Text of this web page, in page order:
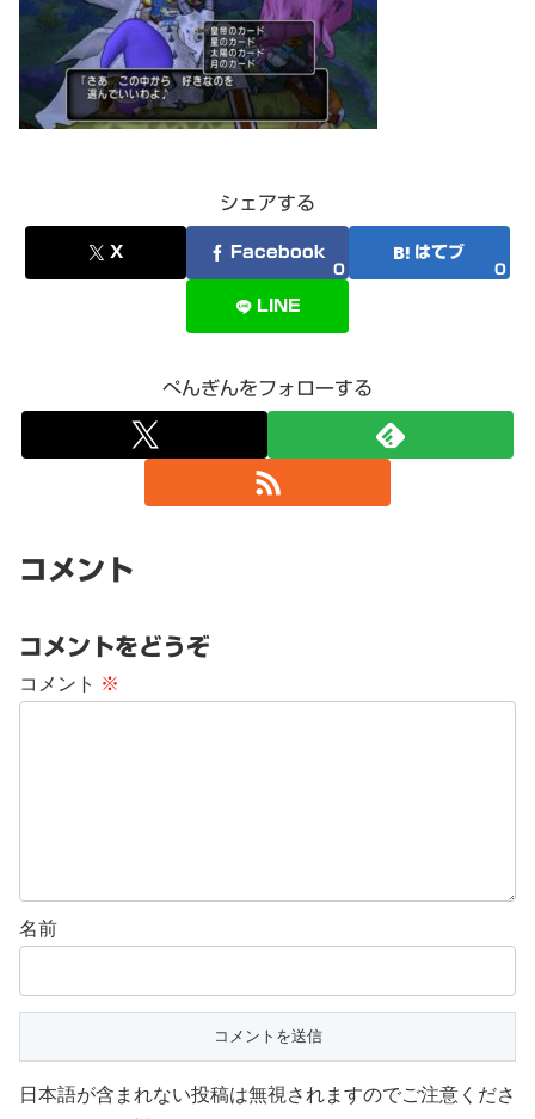
シェアする
X Facebook
0
はてブ
0
LINE
ぺんぎんをフォローする
コメント
コメントをどうぞ
コメント ※
名前
日本語が含まれない投稿は無視されますのでご注意くださ